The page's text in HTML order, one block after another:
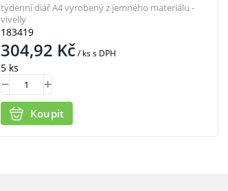
183419
304,92 Kč/ kss DPH
5 ks
Koupit
týdenní diář A4 vyrobený z jemného materiálu -
vivelly